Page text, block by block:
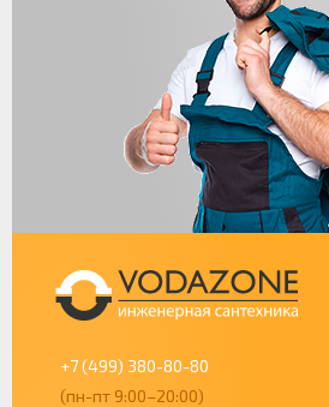
+7 (499) 380-80-80
(пн-пт 9:00–20:00)